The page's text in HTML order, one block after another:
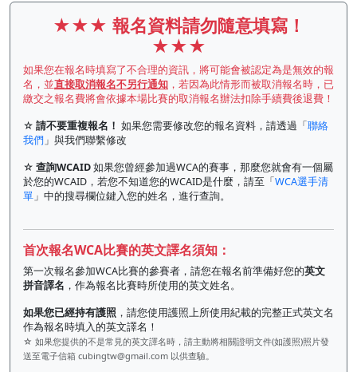
★★★ 報名資料請勿隨意填寫！
★★★
如果您在報名時填寫了不合理的資訊，將可能會被認定為是無效的報
名，並直接取消報名不另行通知 ，若因為此情形而被取消報名時，已
繳交之報名費將會依據本場比賽的取消報名辦法扣除手續費後退費！
☆ 請不要重複報名！ 如果您需要修改您的報名資料，請透過「聯絡
我們 」與我們聯繫修改
☆ 查詢WCAID如果您曾經參加過WCA的賽事，那麼您就會有一個屬
於您的WCAID，若您不知道您的WCAID是什麼，請至「WCA選手清
單 」中的搜尋欄位鍵入您的姓名，進行查詢。
首次報名WCA比賽的英文譯名須知：
第一次報名參加WCA比賽的參賽者，請您在報名前準備好您的英文
拼音譯名 ，作為報名比賽時所使用的英文姓名。
如果您已經持有護照 ，請您使用護照上所使用紀載的完整正式英文名
作為報名時填入的英文譯名！
☆ 如果您提供的不是常見的英文譯名時，請主動將相關證明文件(如護照)照片發
送至電子信箱 cubingtw@gmail.com 以供查驗。